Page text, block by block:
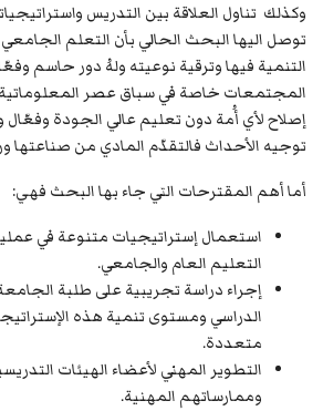
وكذلك تناول العلاقة بين التدريس
توصل اليها البحث الحالي بأن التعلم
التنمية فيها وترقية نوعيته ولهُ دور حاسم
المجتمعات خاصة في سباق عصر المعلوماتية
إصلاح لأي أُمة دون تعليم عالي الجودة
توجيه الأحداث فالتقدّم المادي من صناعتها
أما أهم المقترحات التي جاء بها البحث فهي:
استعمال إستراتيجيات متنوعة في
التعليم العام والجامعي.
إجراء دراسة تجريبية على طلبة
الدراسي ومستوى تنمية هذه
متعددة.
التطوير المهني لأعضاء الهيئات
وممارساتهم المهنية.